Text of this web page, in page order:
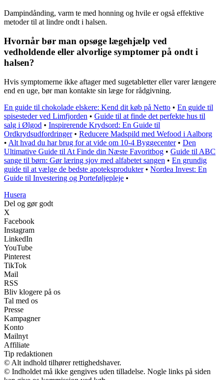
Dampindånding, varm te med honning og hvile er også effektive
metoder til at lindre ondt i halsen.
Hvornår bør man opsøge lægehjælp ved
vedholdende eller alvorlige symptomer på ondt i
halsen?
Hvis symptomerne ikke aftager med sugetabletter eller varer længere
end en uge, bør man kontakte sin læge for rådgivning.
En guide til chokolade elskere: Kend dit køb på Netto • En guide til
spisesteder ved Limfjorden • Guide til at finde det perfekte hus til
salg i Ølgod • Inspirerende Krydsord: En Guide til
Ordkrydsudfordringer• Reducere Madspild med Wefood i Aalborg
• Alt hvad du har brug for at vide om 10-4 Byggecenter• Den
Ultimative Guide til At Finde din Næste Favoritbog • Guide til ABC
sange til børn: Gør læring sjov med alfabetet sangen • En grundig
guide til at vælge de bedste apoteksprodukter• Nordea Invest: En
Guide til Investering og Porteføljepleje •
Husera
Del og gør godt
X
Facebook
Instagram
LinkedIn
YouTube
Pinterest
TikTok
Mail
RSS
Bliv klogere på os
Tal med os
Presse
Kampagner
Konto
Mailnyt
Affiliate
Tip redaktionen
© Alt indhold tilhører rettighedshaver.
© Indholdet må ikke gengives uden tilladelse. Nogle links på siden